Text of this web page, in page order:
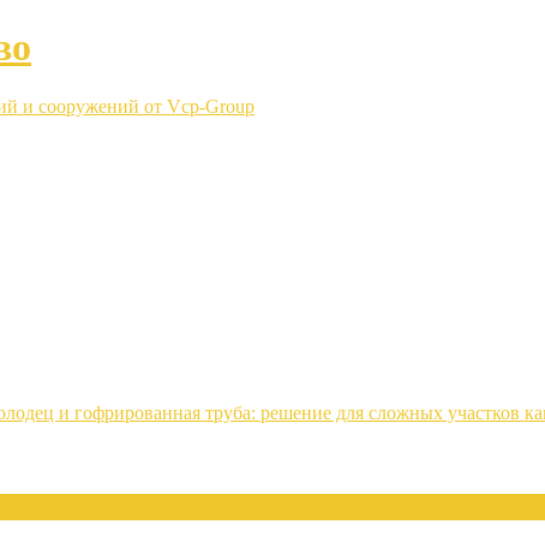
и сооружений от Vcp-Group
и гофрированная труба: решение для сложных участков